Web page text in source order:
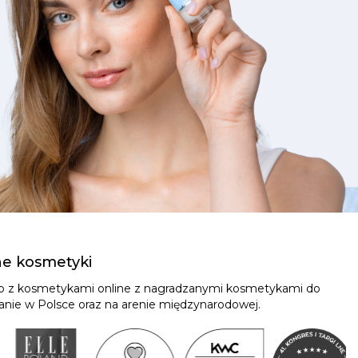
kosmetyki
z kosmetykami online z nagradzanymi kosmetykami do
w Polsce oraz na arenie międzynarodowej.